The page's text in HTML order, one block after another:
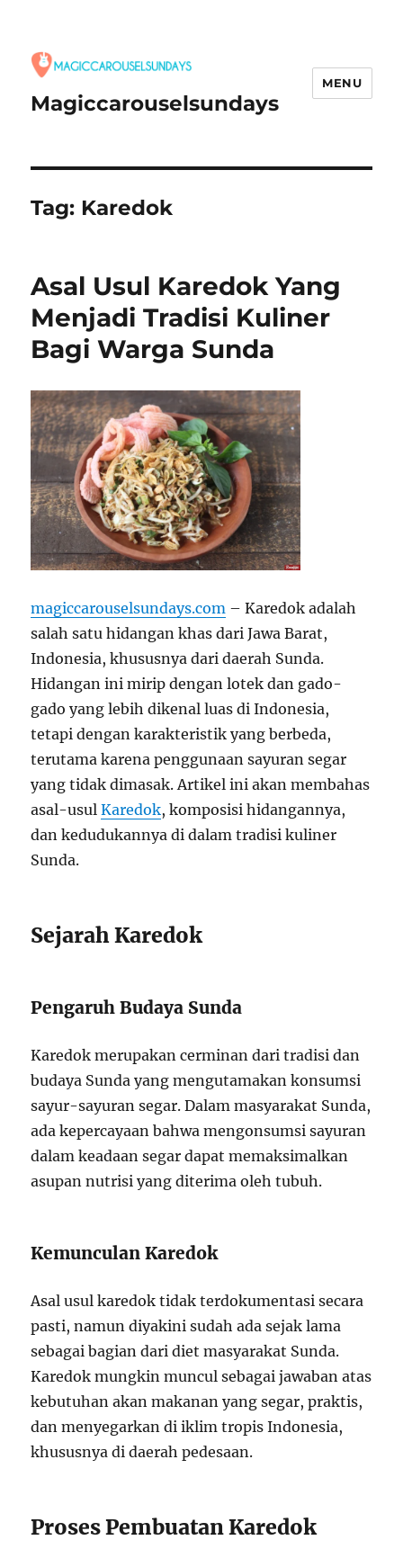
Magiccarouselsundays
MENU
Tag: Karedok
Asal Usul Karedok Yang
Menjadi Tradisi Kuliner
Bagi Warga Sunda
magiccarouselsundays.com – Karedok adalah
salah satu hidangan khas dari Jawa Barat,
Indonesia, khususnya dari daerah Sunda.
Hidangan ini mirip dengan lotek dan gado-
gado yang lebih dikenal luas di Indonesia,
tetapi dengan karakteristik yang berbeda,
terutama karena penggunaan sayuran segar
yang tidak dimasak. Artikel ini akan membahas
asal-usulKaredok, komposisi hidangannya,
dan kedudukannya di dalam tradisi kuliner
Sunda.
Sejarah Karedok
Pengaruh Budaya Sunda
Karedok merupakan cerminan dari tradisi dan
budaya Sunda yang mengutamakan konsumsi
sayur-sayuran segar. Dalam masyarakat Sunda,
ada kepercayaan bahwa mengonsumsi sayuran
dalam keadaan segar dapat memaksimalkan
asupan nutrisi yang diterima oleh tubuh.
Kemunculan Karedok
Asal usul karedok tidak terdokumentasi secara
pasti, namun diyakini sudah ada sejak lama
sebagai bagian dari diet masyarakat Sunda.
Karedok mungkin muncul sebagai jawaban atas
kebutuhan akan makanan yang segar, praktis,
dan menyegarkan di iklim tropis Indonesia,
khususnya di daerah pedesaan.
Proses Pembuatan Karedok